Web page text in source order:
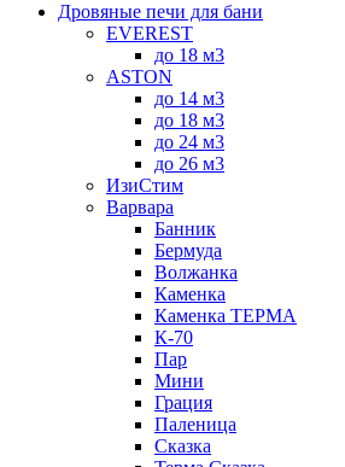
Дровяные печи для бани
EVEREST
до 18 м3
ASTON
до 14 м3
до 18 м3
до 24 м3
до 26 м3
ИзиСтим
Варвара
Банник
Бермуда
Волжанка
Каменка
Каменка ТЕРМА
К-70
Пар
Мини
Грация
Паленица
Сказка